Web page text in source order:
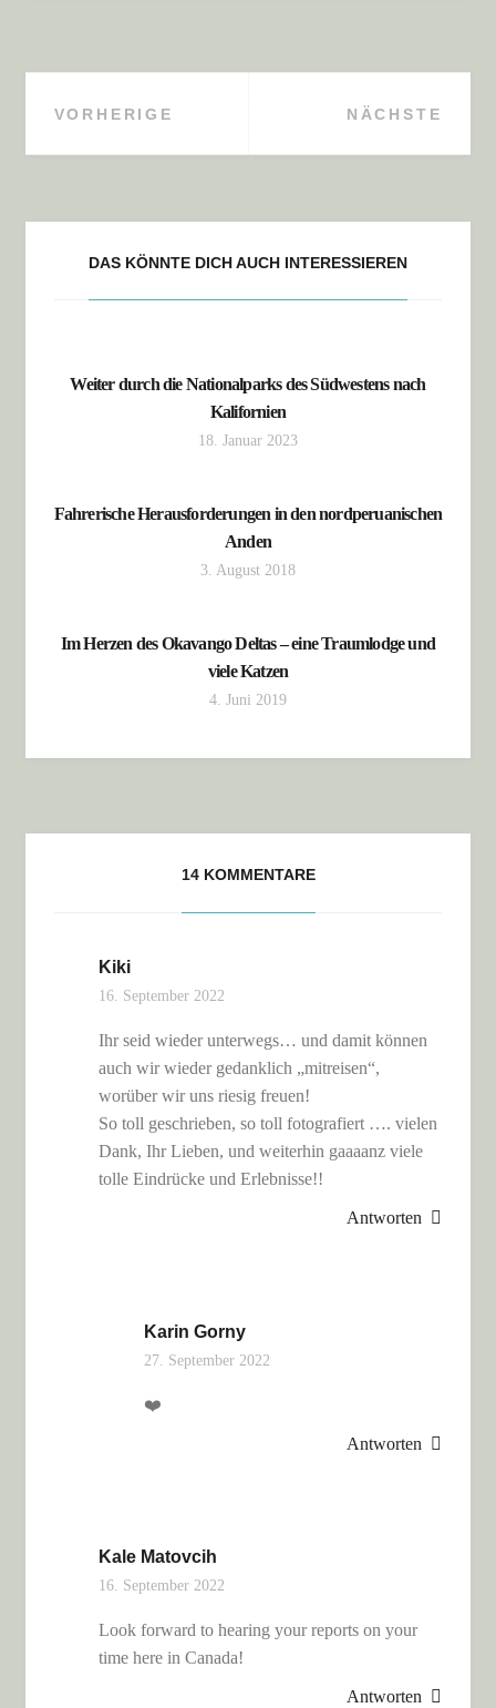
Beitragsnavigation
VORHERIGE NÄCHSTE
DAS KÖNNTE DICH AUCH INTERESSIEREN
Weiter durch die Nationalparks des Südwestens nach
Kalifornien
18. Januar 2023
Fahrerische Herausforderungen in den nordperuanischen
Anden
3. August 2018
Im Herzen des Okavango Deltas – eine Traumlodge und
viele Katzen
4. Juni 2019
14 KOMMENTARE
Kiki
16. September 2022
Ihr seid wieder unterwegs… und damit können
auch wir wieder gedanklich „mitreisen“,
worüber wir uns riesig freuen!
So toll geschrieben, so toll fotografiert …. vielen
Dank, Ihr Lieben, und weiterhin gaaaanz viele
tolle Eindrücke und Erlebnisse!!
Antworten
Karin Gorny
27. September 2022
❤️
Antworten
Kale Matovcih
16. September 2022
Look forward to hearing your reports on your
time here in Canada!
Antworten